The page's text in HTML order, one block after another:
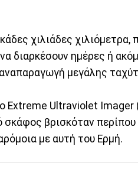
χιλιάδες χιλιόμετρα,
διαρκέσουν ημέρες ή
μεγάλης
Extreme Ultraviolet Imager
σκάφος βρισκόταν περίπου
με αυτή του Ερμή.